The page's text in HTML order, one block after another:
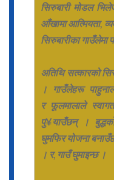
सिरुबारी मोडल
आँखामा आत्मियता,
सिरुबारीका गाउँलेमा
अतिथि सत्कारको
। गाउँलेहरू
र फूलमालाले
पु¥याउँछन् ।
घुमफिर योजना
। र, गाउँ घुमाइन्छ ।